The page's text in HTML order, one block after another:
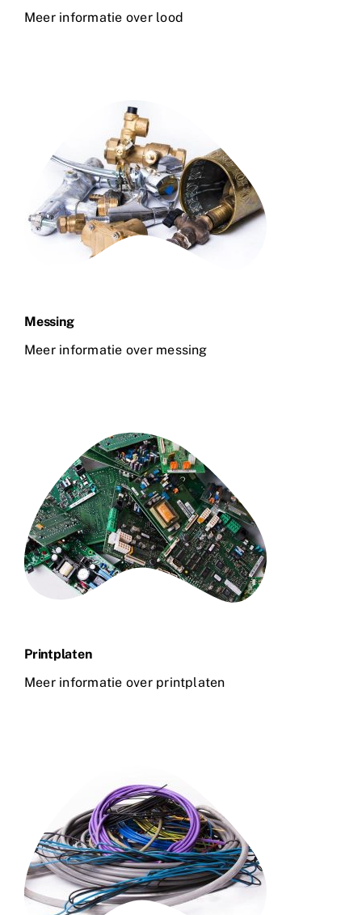
Meer informatie over lood
Messing
Meer informatie over messing
Printplaten
Meer informatie over printplaten